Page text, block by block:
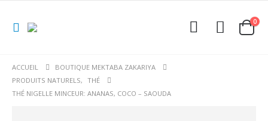
0
ACCUEIL
BOUTIQUE MEKTABA ZAKARIYA
PRODUITS NATURELS, THÉ
THÉ NIGELLE MINCEUR: ANANAS, COCO – SAOUDA